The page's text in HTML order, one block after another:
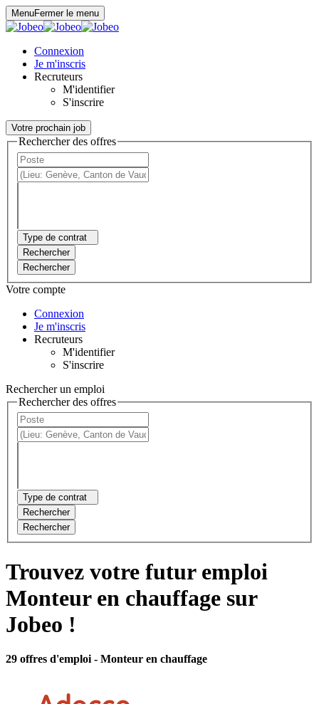
MenuFermer le menu
Connexion
Je m'inscris
Recruteurs
M'identifier
S'inscrire
Votre prochain job
Rechercher des offres
Type de contrat
Rechercher
Rechercher
Votre compte
Connexion
Je m'inscris
Recruteurs
M'identifier
S'inscrire
Rechercher un emploi
Rechercher des offres
Type de contrat
Rechercher
Rechercher
Trouvez votre futur emploi
Monteur en chauffage sur
Jobeo !
29 offres d'emploi - Monteur en chauffage
Panneau de gestion des cookies